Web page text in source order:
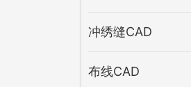
冲绣缝CAD
布线CAD